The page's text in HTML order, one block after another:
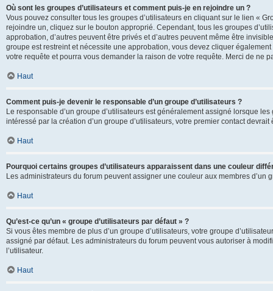
Où sont les groupes d’utilisateurs et comment puis-je en rejoindre un ?
Vous pouvez consulter tous les groupes d’utilisateurs en cliquant sur le lien «
rejoindre un, cliquez sur le bouton approprié. Cependant, tous les groupes
approbation, d’autres peuvent être privés et d’autres peuvent même être
groupe est restreint et nécessite une approbation, vous devez cliquer
votre requête et pourra vous demander la raison de votre requête. Merci de ne
Haut
Comment puis-je devenir le responsable d’un groupe d’utilisateurs ?
Le responsable d’un groupe d’utilisateurs est généralement assigné lorsque
intéressé par la création d’un groupe d’utilisateurs, votre premier contact
Haut
Pourquoi certains groupes d’utilisateurs apparaissent dans une couleur
Les administrateurs du forum peuvent assigner une couleur aux membres d’un
Haut
Qu’est-ce qu’un « groupe d’utilisateurs par défaut » ?
Si vous êtes membre de plus d’un groupe d’utilisateurs, votre groupe
assigné par défaut. Les administrateurs du forum peuvent vous autoriser à
l’utilisateur.
Haut